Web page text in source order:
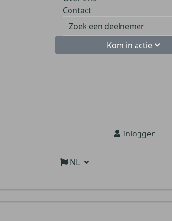
Contact
Kom in actie
Inloggen
NL